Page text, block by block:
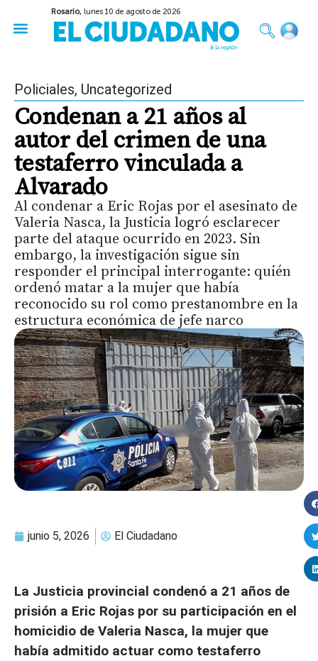
Rosario,lunes 10 de agosto de 2026
Policiales, Uncategorized
Condenan a 21 años al
autor del crimen de una
testaferro vinculada a
Alvarado
Al condenar a Eric Rojas por el asesinato de
Valeria Nasca, la Justicia logró esclarecer
parte del ataque ocurrido en 2023. Sin
embargo, la investigación sigue sin
responder el principal interrogante: quién
ordenó matar a la mujer que había
reconocido su rol como prestanombre en la
estructura económica de jefe narco
junio 5, 2026 El Ciudadano
La Justicia provincial condenó a 21 años de
prisión a Eric Rojas por su participación en el
homicidio de Valeria Nasca, la mujer que
había admitido actuar como testaferro